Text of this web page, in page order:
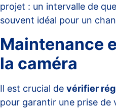
projet : un intervalle de
souvent idéal pour un
Maintenance
la caméra
Il est crucial de vérifier
pour garantir une prise de